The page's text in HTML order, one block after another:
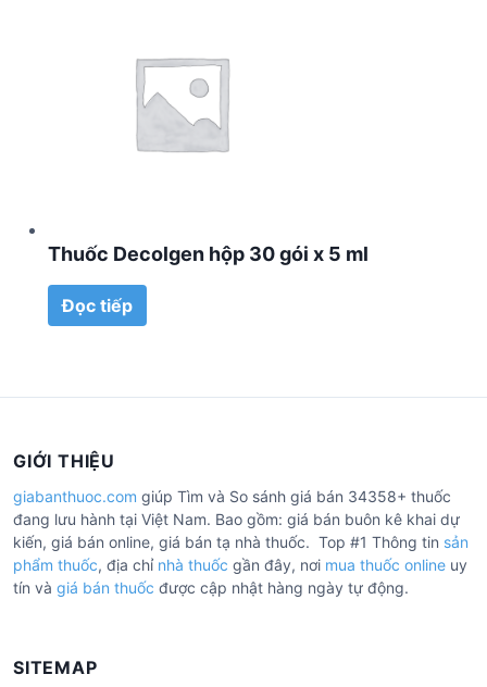
Thuốc Decolgen hộp 30 gói x 5 ml
Đọc tiếp
GIỚI THIỆU
giabanthuoc.com giúp Tìm và So sánh giá bán 34358+ thuốc
đang lưu hành tại Việt Nam. Bao gồm: giá bán buôn kê khai dự
kiến, giá bán online, giá bán tạ nhà thuốc. Top #1 Thông tin sản
phẩm thuốc, địa chỉ nhà thuốc gần đây, nơi mua thuốc online uy
tín và giá bán thuốc được cập nhật hàng ngày tự động.
SITEMAP